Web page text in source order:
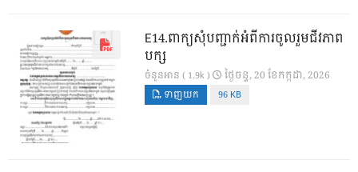
E14.ពាក្យសុំបញ្ជាក់អំពីការចូលរួមជីវភាព
បក្ស
ចំនួនអាន ( 1.9k ) ថ្ងៃ​ចន្ទ, 20 ខែ​កក្កដា, 2026
ទាញយក 96 KB